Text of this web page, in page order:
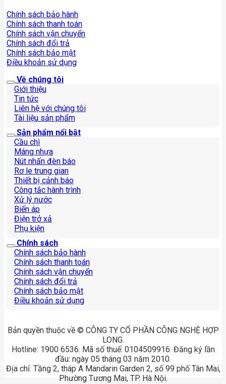
Chính sách bảo hành
Chính sách thanh toán
Chính sách vận chuyển
Chính sách đổi trả
Chính sách bảo mật
Điều khoản sử dụng
Về chúng tôi
Giới thiệu
Tin tức
Liên hệ với chúng tôi
Tài liệu sản phẩm
Sản phẩm nổi bật
Cầu chì
Máng nhựa
Nút nhấn đèn báo
Rơ le trung gian
Thiết bị cảnh báo
Công tắc hành trình
Xử lý nước
Biến áp
Điện trở xả
Phụ kiện
Chính sách
Chính sách bảo hành
Chính sách thanh toán
Chính sách vận chuyển
Chính sách đổi trả
Chính sách bảo mật
Điều khoản sử dụng
Bản quyền thuộc về © CÔNG TY CỔ PHẦN CÔNG NGHỆ HỢP
LONG.
Hotline: 1900 6536. Mã số thuế: 0104509916. Đăng ký lần
đầu: ngày 05 tháng 03 năm 2010.
Địa chỉ: Tầng 2, tháp A Mandarin Garden 2, số 99 phố Tân Mai,
Phường Tương Mai, TP. Hà Nội.